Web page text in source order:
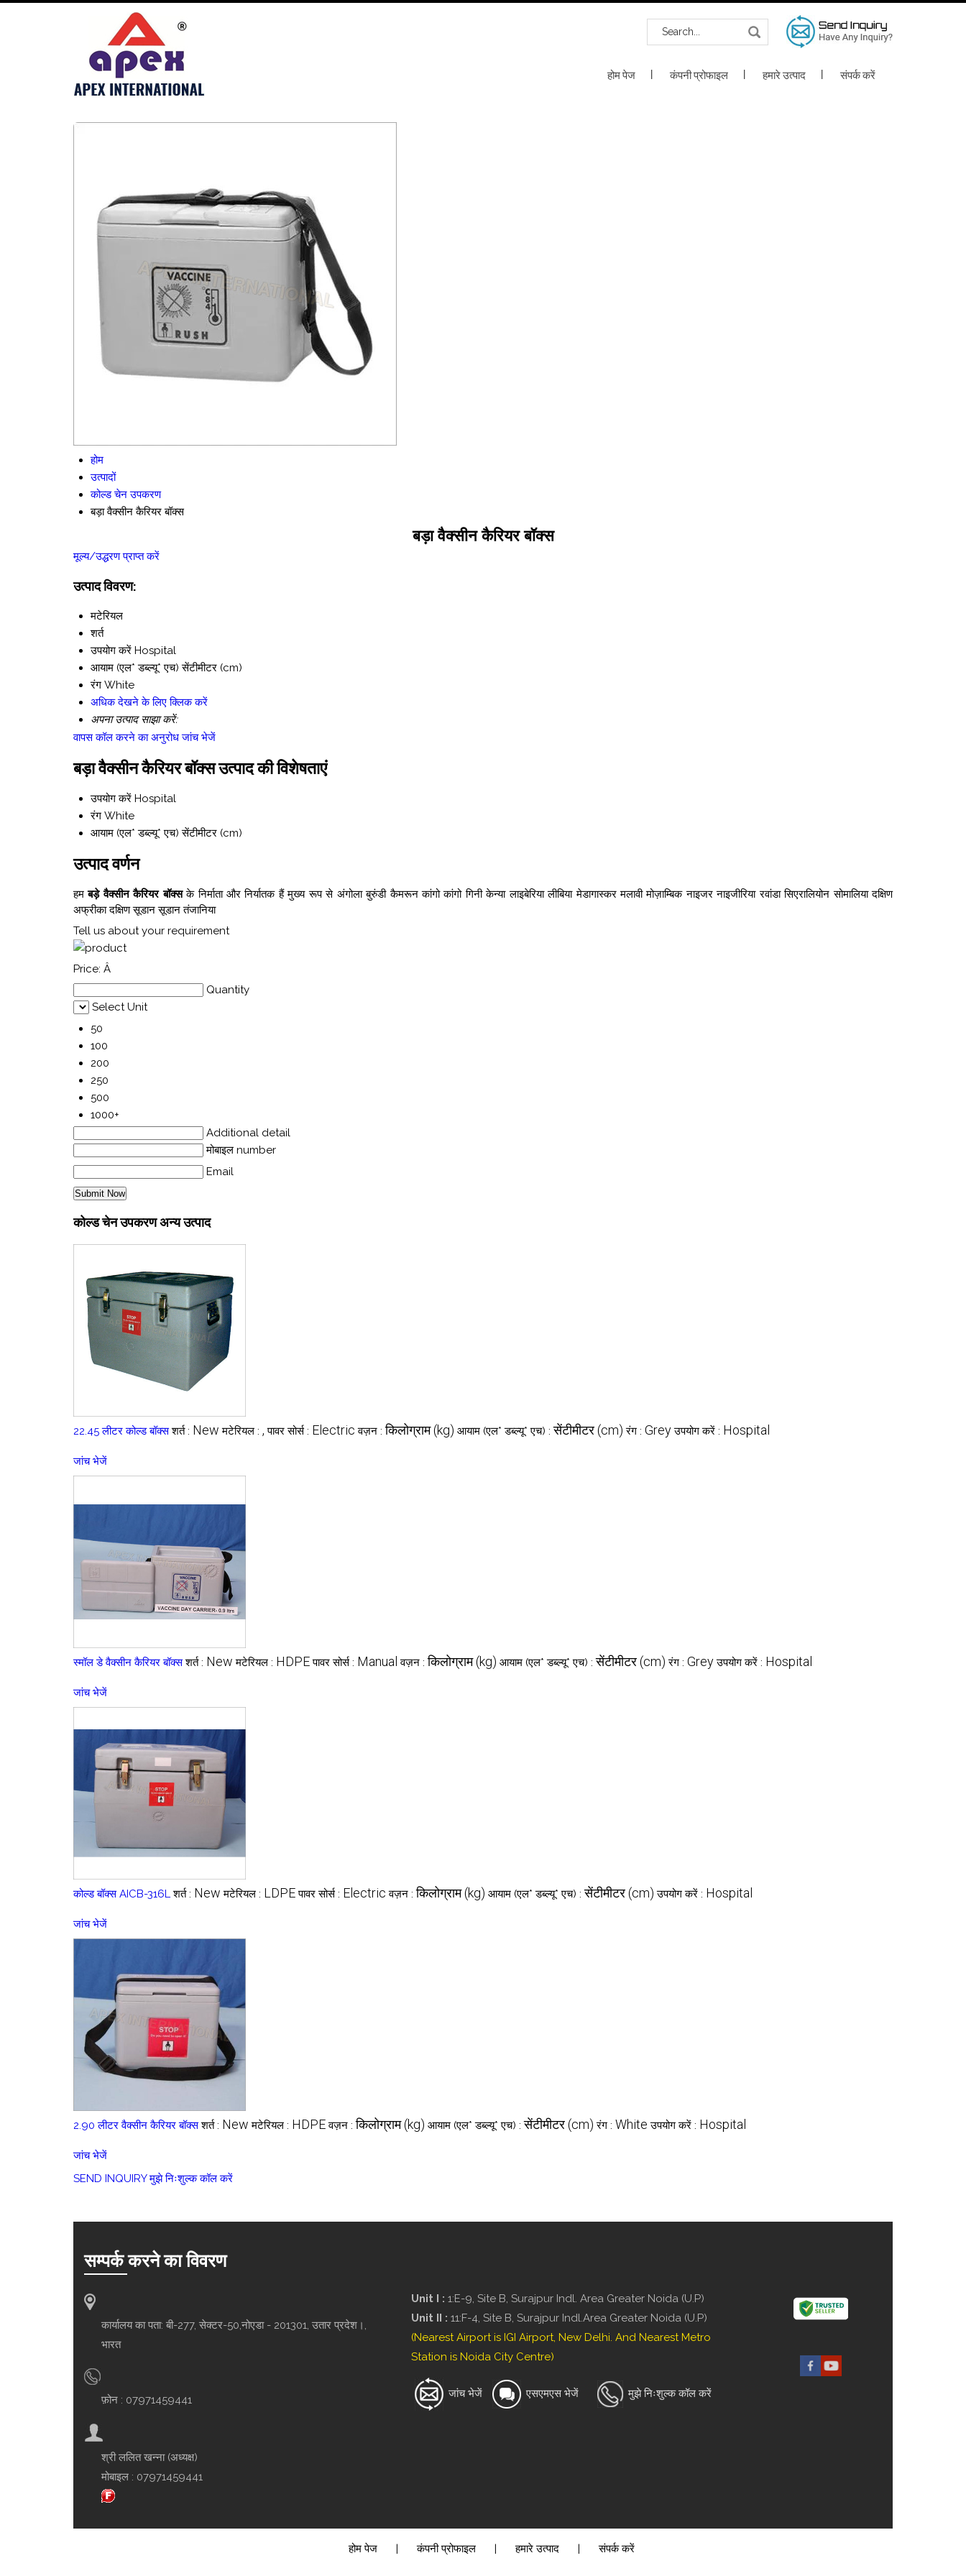
होम पेज कंपनी प्रोफाइल हमारे उत्पाद संपर्क करें
होम
उत्पादों
कोल्ड चेन उपकरण
बड़ा वैक्सीन कैरियर बॉक्स
बड़ा वैक्सीन कैरियर बॉक्स
मूल्य/उद्धरण प्राप्त करें
उत्पाद विवरण:
मटेरियल
शर्त
उपयोग करें Hospital
आयाम (एल* डब्ल्यू* एच) सेंटीमीटर (cm)
रंग White
अधिक देखने के लिए क्लिक करें
अपना उत्पाद साझा करें:
वापस कॉल करने का अनुरोध जांच भेजें
बड़ा वैक्सीन कैरियर बॉक्स उत्पाद की विशेषताएं
उपयोग करें Hospital
रंग White
आयाम (एल* डब्ल्यू* एच) सेंटीमीटर (cm)
उत्पाद वर्णन
हमबड़े वैक्सीन कैरियर बॉक्सके निर्माता और निर्यातक हैं मुख्य रूप से अंगोला बुरुंडी कैमरून कांगो कांगो गिनी केन्या लाइबेरिया लीबिया मेडागास्कर मलावी मोज़ाम्बिक नाइजर नाइजीरिया रवांडा सिएरालियोन सोमालिया दक्षिण
अफ्रीका दक्षिण सूडान सूडान तंजानिया
Tell us about your requirement
Price: Â
Quantity
Select Unit
50
100
200
250
500
1000+
Additional detail
मोबाइल number
Email
कोल्ड चेन उपकरण अन्य उत्पाद
22.45 लीटर कोल्ड बॉक्स शर्त : New मटेरियल : , पावर सोर्स : Electric वज़न :किलोग्राम (kg) आयाम (एल* डब्ल्यू* एच) :सेंटीमीटर (cm) रंग : Grey उपयोग करें : Hospital
जांच भेजें
स्मॉल डे वैक्सीन कैरियर बॉक्स शर्त : New मटेरियल : HDPE पावर सोर्स : Manual वज़न :किलोग्राम (kg) आयाम (एल* डब्ल्यू* एच) :सेंटीमीटर (cm) रंग : Grey उपयोग करें : Hospital
जांच भेजें
कोल्ड बॉक्स AICB-316L शर्त : New मटेरियल : LDPE पावर सोर्स : Electric वज़न :किलोग्राम (kg) आयाम (एल* डब्ल्यू* एच) :सेंटीमीटर (cm) उपयोग करें : Hospital
जांच भेजें
2.90 लीटर वैक्सीन कैरियर बॉक्स शर्त : New मटेरियल : HDPE वज़न :किलोग्राम (kg) आयाम (एल* डब्ल्यू* एच) :सेंटीमीटर (cm) रंग : White उपयोग करें : Hospital
जांच भेजें
SEND INQUIRY मुझे निःशुल्क कॉल करें
सम्पर्क करने का विवरण
कार्यालय का पता: बी-277, सेक्टर-50,नोएडा - 201301, उतार प्रदेश।,
भारत
फ़ोन : 07971459441
श्री ललित खन्ना(अध्यक्ष)
मोबाइल : 07971459441
Unit I : 1:E-9, Site B, Surajpur Indl. Area Greater Noida (U.P)
Unit II : 11:F-4, Site B, Surajpur Indl.Area Greater Noida (U.P)
(Nearest Airport is IGI Airport, New Delhi. And Nearest Metro
Station is Noida City Centre)
जांच भेजें एसएमएस भेजें मुझे निःशुल्क कॉल करें
होम पेज | कंपनी प्रोफाइल | हमारे उत्पाद | संपर्क करें